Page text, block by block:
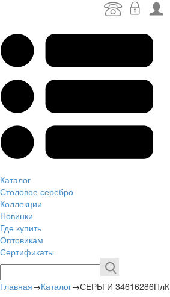
Каталог
Столовое серебро
Коллекции
Новинки
Где купить
Оптовикам
Сертификаты
Главная→Каталог→СЕРЬГИ 34616286ПлК